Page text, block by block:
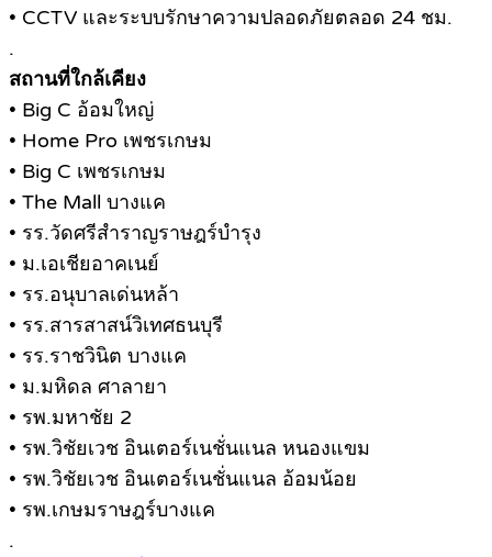
• CCTV และระบบรักษาความปลอดภัยตลอด 24 ชม.
.
สถานที่ใกล้เคียง
• Big C อ้อมใหญ่
• Home Pro เพชรเกษม
• Big C เพชรเกษม
• The Mall บางแค
• รร.วัดศรีสำราญราษฎร์บำรุง
• ม.เอเชียอาคเนย์
• รร.อนุบาลเด่นหล้า
• รร.สารสาสน์วิเทศธนบุรี
• รร.ราชวินิต บางแค
• ม.มหิดล ศาลายา
• รพ.มหาชัย 2
• รพ.วิชัยเวช อินเตอร์เนชั่นแนล หนองแขม
• รพ.วิชัยเวช อินเตอร์เนชั่นแนล อ้อมน้อย
• รพ.เกษมราษฎร์บางแค
.